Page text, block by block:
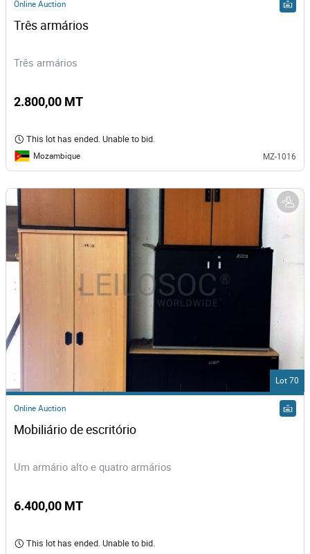
Online Auction
Três armários
Três armários
2.800,00 MT
This lot has ended. Unable to bid.
Mozambique MZ-1016
Lot 70
Online Auction
Mobiliário de escritório
Um armário alto e quatro armários
6.400,00 MT
This lot has ended. Unable to bid.